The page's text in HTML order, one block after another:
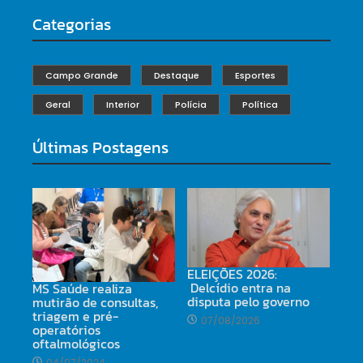
Categorias
Campo Grande Destaque Esportes
Geral Interior Polícia Política
Últimas Postagens
MS Saúde realiza
mutirão de consultas,
triagem e pré-
operatórios
oftalmológicos
ELEIÇÕES 2026:
Delcídio entra na
disputa pelo governo
07/08/2026